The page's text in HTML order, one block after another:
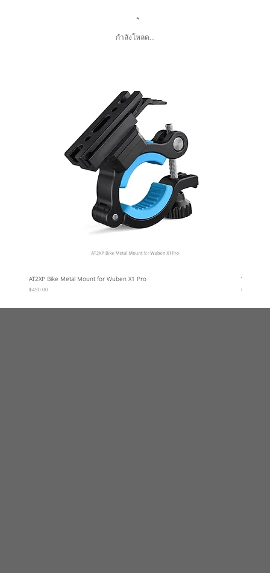
กำลังโหลด...
AT2XP Bike Metal Mount for Wuben X1 Pro
ราคา
฿490.00
Wuben
ราคา
฿95.00